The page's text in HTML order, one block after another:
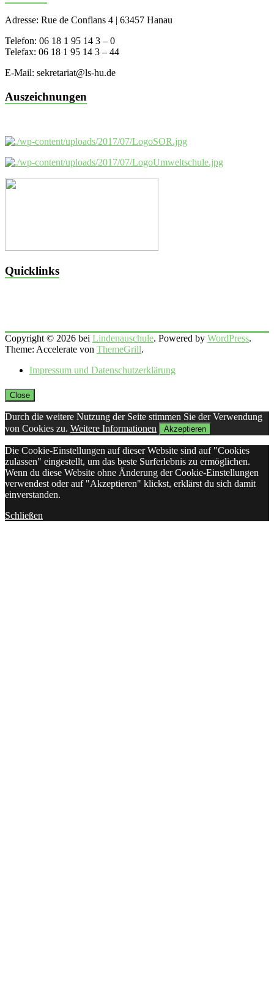
Adresse: Rue de Conflans 4 | 63457 Hanau
Telefon: 06 18 1 95 14 3 – 0
Telefax: 06 18 1 95 14 3 – 44
E-Mail: sekretariat@ls-hu.de
Auszeichnungen
Quicklinks
Copyright © 2026 bei Lindenauschule. Powered by WordPress.
Theme: Accelerate von ThemeGrill.
Impressum und Datenschutzerklärung
Close
Durch die weitere Nutzung der Seite stimmen Sie der Verwendung
von Cookies zu. Weitere Informationen Akzeptieren
Die Cookie-Einstellungen auf dieser Website sind auf "Cookies
zulassen" eingestellt, um das beste Surferlebnis zu ermöglichen.
Wenn du diese Website ohne Änderung der Cookie-Einstellungen
verwendest oder auf "Akzeptieren" klickst, erklärst du sich damit
einverstanden.
Schließen